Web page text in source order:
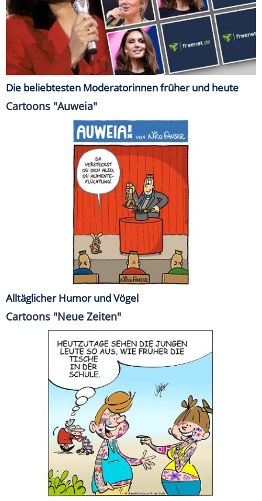
Die beliebtesten Moderatorinnen früher und heute
Cartoons "Auweia"
Alltäglicher Humor und Vögel
Cartoons "Neue Zeiten"